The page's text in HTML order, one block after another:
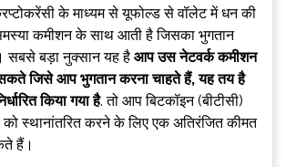
के माध्यम से यूफोल्ड से वॉलेट में धन की
कमीशन के साथ आती है जिसका भुगतान
सबसे बड़ा नुक्सान यह है आप उस नेटवर्क कमीशन
जिसे आप भुगतान करना चाहते हैं, यह तय है
किया गया है. तो आप बिटकॉइन (बीटीसी)
को स्थानांतरित करने के लिए एक अतिरंजित कीमत
हैं।